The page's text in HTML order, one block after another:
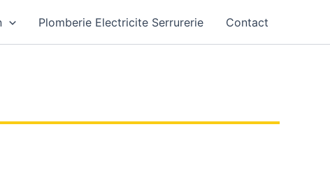
Plomberie Electricite Serrurerie Contact